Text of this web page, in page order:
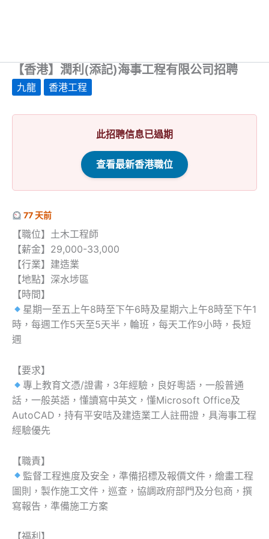
【香港】潤利(添記)海事工程有限公司招聘
九龍 香港工程
此招聘信息已過期
查看最新香港職位
77 天前
【職位】土木工程師
【薪金】29,000-33,000
【行業】建造業
【地點】深水埗區
【時間】
星期一至五上午8時至下午6時及星期六上午8時至下午1
時，每週工作5天至5天半，輪班，每天工作9小時，長短
週
【要求】
專上教育文憑/證書，3年經驗，良好粵語，一般普通
話，一般英語，懂讀寫中英文，懂Microsoft Office及
AutoCAD，持有平安咭及建造業工人註冊證，具海事工程
經驗優先
【職責】
監督工程進度及安全，準備招標及報價文件，繪畫工程
圖則，製作施工文件，巡查，協調政府部門及分包商，撰
寫報告，準備施工方案
【福利】